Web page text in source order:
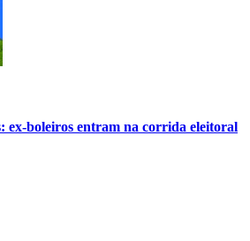
ex-boleiros entram na corrida eleitoral